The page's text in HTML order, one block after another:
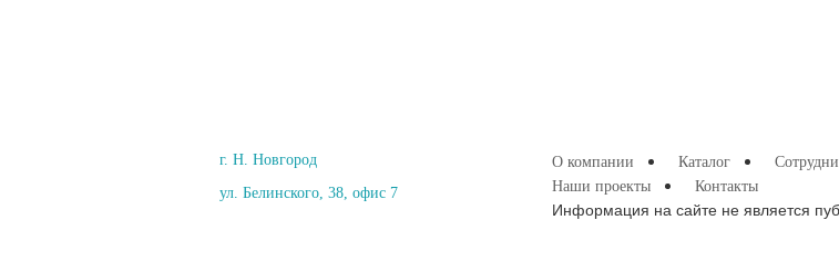
г. Н. Новгород
ул. Белинского, 38, офис 7
О компании Каталог
Наши проекты
Контакты
Информация на сайте не является